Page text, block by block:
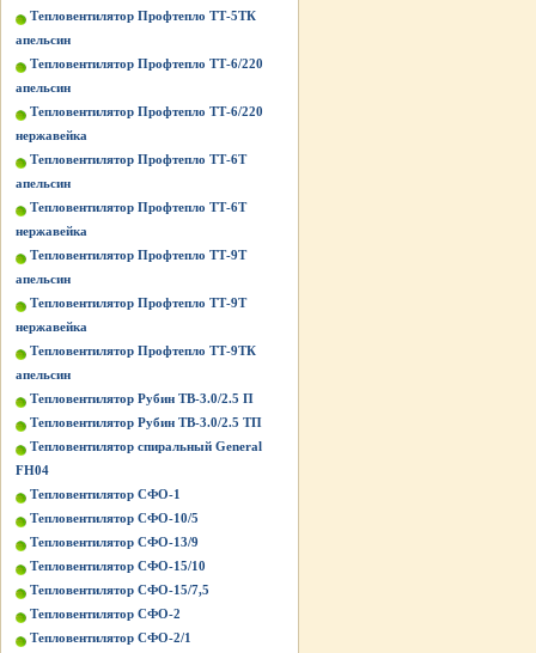
Тепловентилятор Профтепло ТТ-5ТК
апельсин
Тепловентилятор Профтепло ТТ-6/220
апельсин
Тепловентилятор Профтепло ТТ-6/220
нержавейка
Тепловентилятор Профтепло ТТ-6Т
апельсин
Тепловентилятор Профтепло ТТ-6Т
нержавейка
Тепловентилятор Профтепло ТТ-9Т
апельсин
Тепловентилятор Профтепло ТТ-9Т
нержавейка
Тепловентилятор Профтепло ТТ-9ТК
апельсин
Тепловентилятор Рубин ТВ-3.0/2.5 П
Тепловентилятор Рубин ТВ-3.0/2.5 ТП
Тепловентилятор спиральный General
FH04
Тепловентилятор СФО-1
Тепловентилятор СФО-10/5
Тепловентилятор СФО-13/9
Тепловентилятор СФО-15/10
Тепловентилятор СФО-15/7,5
Тепловентилятор СФО-2
Тепловентилятор СФО-2/1